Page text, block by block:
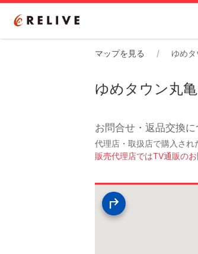
マップを見る ゆめ
ゆめタウン丸亀
お問合せ・返品交換に
代理店・取扱店で購入され
販売代理店ではTV通販の